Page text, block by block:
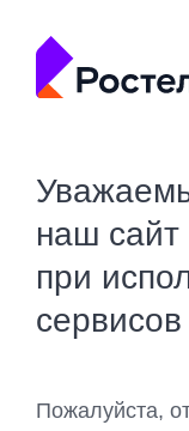
наш сайт
при
сервисов
Пожалуйста,